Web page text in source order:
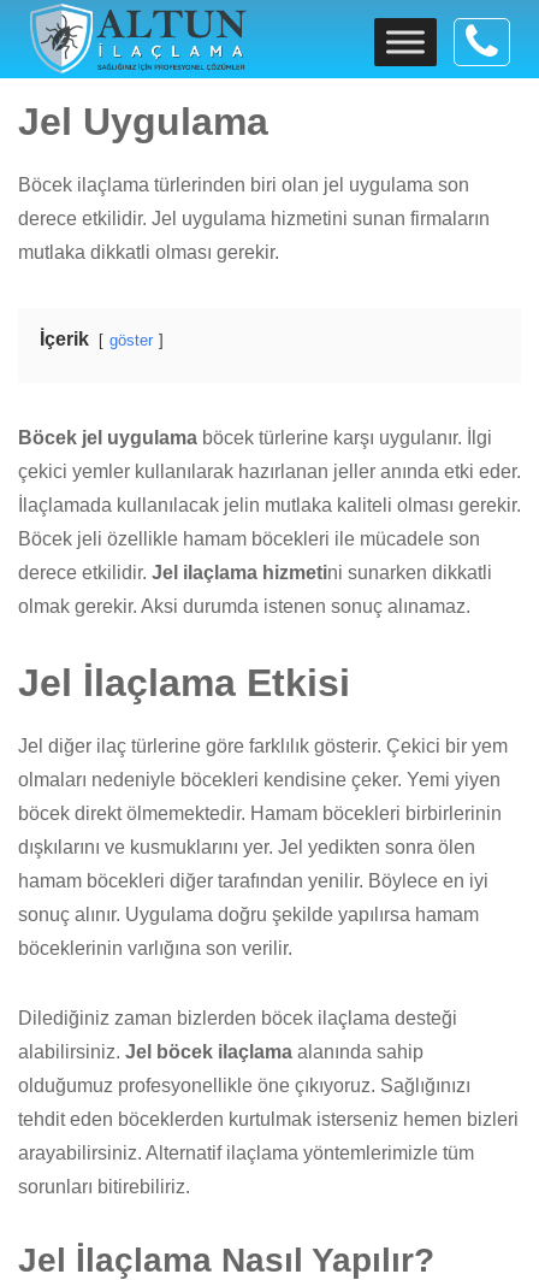
Altun İlaçlama | Sağlığınız İçin Profesyonel Çözümler>
Hizmetlerimiz > Jel Uygulama
Jel Uygulama
Böcek ilaçlama türlerinden biri olan jel uygulama son
derece etkilidir. Jel uygulama hizmetini sunan firmaların
mutlaka dikkatli olması gerekir.
İçerik göster
Böcek jel uygulama böcek türlerine karşı uygulanır. İlgi
çekici yemler kullanılarak hazırlanan jeller anında etki eder.
İlaçlamada kullanılacak jelin mutlaka kaliteli olması gerekir.
Böcek jeli özellikle hamam böcekleri ile mücadele son
derece etkilidir. Jel ilaçlama hizmetini sunarken dikkatli
olmak gerekir. Aksi durumda istenen sonuç alınamaz.
Jel İlaçlama Etkisi
Jel diğer ilaç türlerine göre farklılık gösterir. Çekici bir yem
olmaları nedeniyle böcekleri kendisine çeker. Yemi yiyen
böcek direkt ölmemektedir. Hamam böcekleri birbirlerinin
dışkılarını ve kusmuklarını yer. Jel yedikten sonra ölen
hamam böcekleri diğer tarafından yenilir. Böylece en iyi
sonuç alınır. Uygulama doğru şekilde yapılırsa hamam
böceklerinin varlığına son verilir.
Dilediğiniz zaman bizlerden böcek ilaçlama desteği
alabilirsiniz. Jel böcek ilaçlama alanında sahip
olduğumuz profesyonellikle öne çıkıyoruz. Sağlığınızı
tehdit eden böceklerden kurtulmak isterseniz hemen bizleri
arayabilirsiniz. Alternatif ilaçlama yöntemlerimizle tüm
sorunları bitirebiliriz.
Jel İlaçlama Nasıl Yapılır?